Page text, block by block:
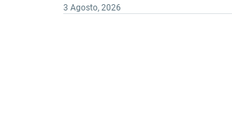
3 Agosto, 2026